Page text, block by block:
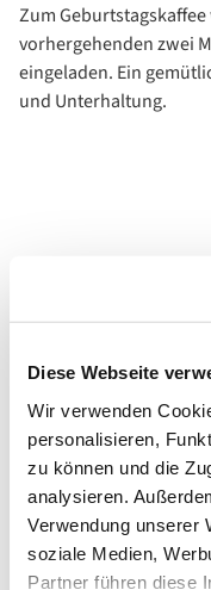
Diese Webseite
Wir verwenden
personalisieren,
zu können und die
analysieren.
Verwendung unserer
soziale Medien,
Partner führen diese
Zum
vorhergehenden zwei
eingeladen. Ein
und Unterhaltung.